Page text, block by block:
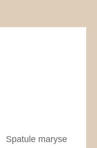
Spatule maryse